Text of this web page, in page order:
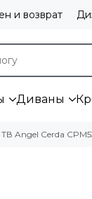
и возврат
Диваны
Angel Cerda